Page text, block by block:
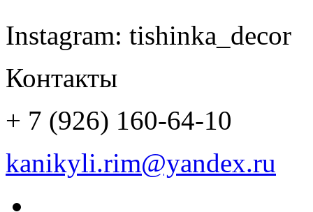
Instagram: tishinka_decor
Контакты
+ 7 (926) 160-64-10
kanikyli.rim@yandex.ru